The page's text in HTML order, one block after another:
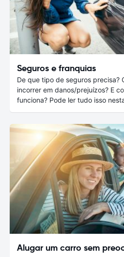
Seguros e franquias
De que tipo de seguros precisa?
incorrer em danos/prejuízos? E
funciona? Pode ler tudo isso
Alugar um carro sem